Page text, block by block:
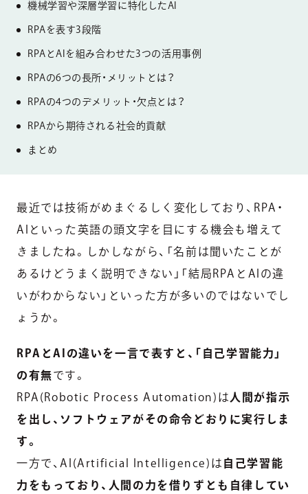
機械学習や深層学習に特化したAI
RPAを表す3段階
RPAとAIを組み合わせた3つの活用事例
RPAの6つの長所・メリットとは？
RPAの4つのデメリット・欠点とは？
RPAから期待される社会的貢献
まとめ
最近では技術がめまぐるしく変化しており、RPA・
AIといった英語の頭文字を目にする機会も増えて
きましたね。しかしながら、「名前は聞いたことが
あるけどうまく説明できない」「結局RPAとAIの違
いがわからない」といった方が多いのではないでし
ょうか。
RPAとAIの違いを一言で表すと、「自己学習能力」
の有無です。
RPA(Robotic Process Automation)は 人間が指示
を出し、ソフトウェアがその命令どおりに実行しま
す。
一方で、AI(Artificial Intelligence)は 自己学習能
力をもっており、人間の力を借りずとも自律してい